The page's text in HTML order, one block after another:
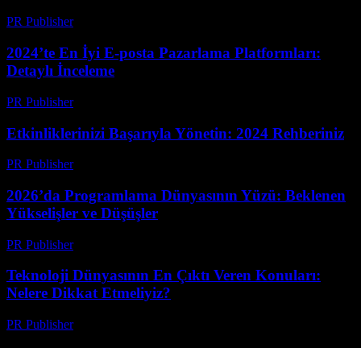
PR Publisher-
2024’te En İyi E-posta Pazarlama Platformları:
Detaylı İnceleme
PR Publisher-
Etkinliklerinizi Başarıyla Yönetin: 2024 Rehberiniz
PR Publisher-
2026’da Programlama Dünyasının Yüzü: Beklenen
Yükselişler ve Düşüşler
PR Publisher-
Teknoloji Dünyasının En Çıktı Veren Konuları:
Nelere Dikkat Etmeliyiz?
PR Publisher-